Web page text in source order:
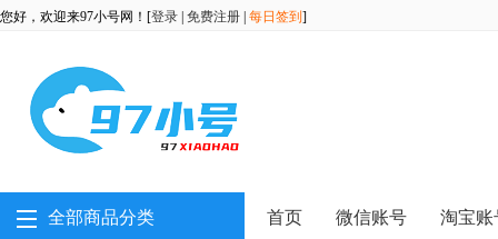
您好，欢迎来97小号网！[登录 免费注册 每日签到 ]
全部商品分类 首页 微信账号 淘宝账